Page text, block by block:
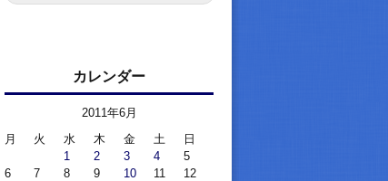
カレンダー
2011年6月
月
火 水 木 金 土 日
1 2 3 4
5
6
7 8 9 10 11
12